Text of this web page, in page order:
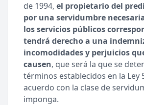
de 1994, el propietario del
por una servidumbre
los servicios públicos
tendrá derecho a una
incomodidades y perjuicios
causen, que será la que se
términos establecidos en la Ley
acuerdo con la clase de
imponga.